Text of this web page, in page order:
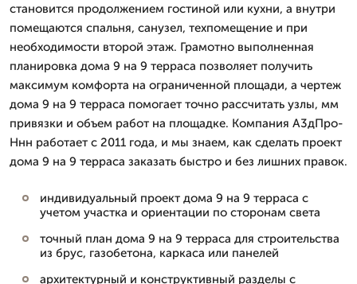
становится продолжением гостиной или кухни, а внутри
помещаются спальня, санузел, техпомещение и при
необходимости второй этаж. Грамотно выполненная
планировка дома 9 на 9 терраса позволяет получить
максимум комфорта на ограниченной площади, а чертеж
дома 9 на 9 терраса помогает точно рассчитать узлы, мм
привязки и объем работ на площадке. Компания А3дПро-
Ннн работает с 2011 года, и мы знаем, как сделать проект
дома 9 на 9 терраса заказать быстро и без лишних правок.
индивидуальный проект дома 9 на 9 терраса с
учетом участка и ориентации по сторонам света
точный план дома 9 на 9 терраса для строительства
из брус, газобетона, каркаса или панелей
архитектурный и конструктивный разделы с